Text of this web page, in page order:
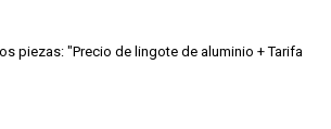
piezas: "Precio de lingote de aluminio + Tarifa